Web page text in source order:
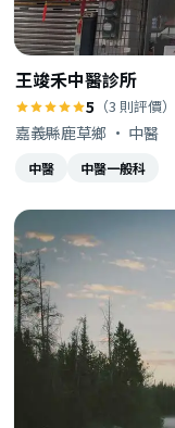
王竣禾中醫診所
5 （3 則評價）
嘉義縣鹿草鄉 · 中醫
中醫 中醫一般科